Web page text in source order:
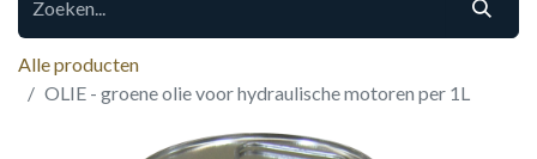
Alle producten
OLIE - groene olie voor hydraulische motoren per 1L